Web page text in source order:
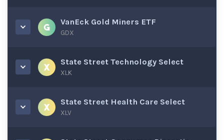
VanEck Gold Miners ETF
GDX
State Street Technology Select
XLK
State Street Health Care Select
XLV